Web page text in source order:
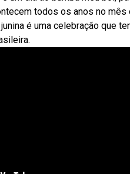
todos os anos no mês
é uma celebração que